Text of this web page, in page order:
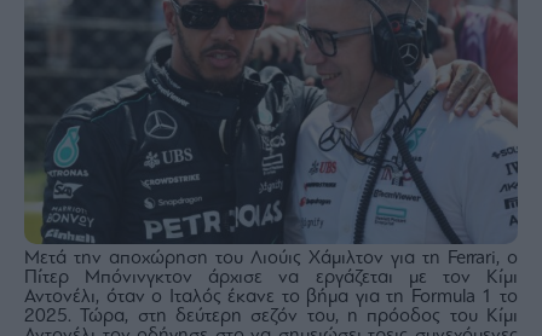
Creative
Content
Branded
Content
Reports
&
Branded
Content
Calendar
Μετά την αποχώρηση του Λιούις Χάμιλτον για τη Ferrari, ο
Πίτερ Μπόνινγκτον άρχισε να εργάζεται με τον Κίμι
Αντονέλι, όταν ο Ιταλός έκανε το βήμα για τη Formula 1 το
2025. Τώρα, στη δεύτερη σεζόν του, η πρόοδος του Κίμι